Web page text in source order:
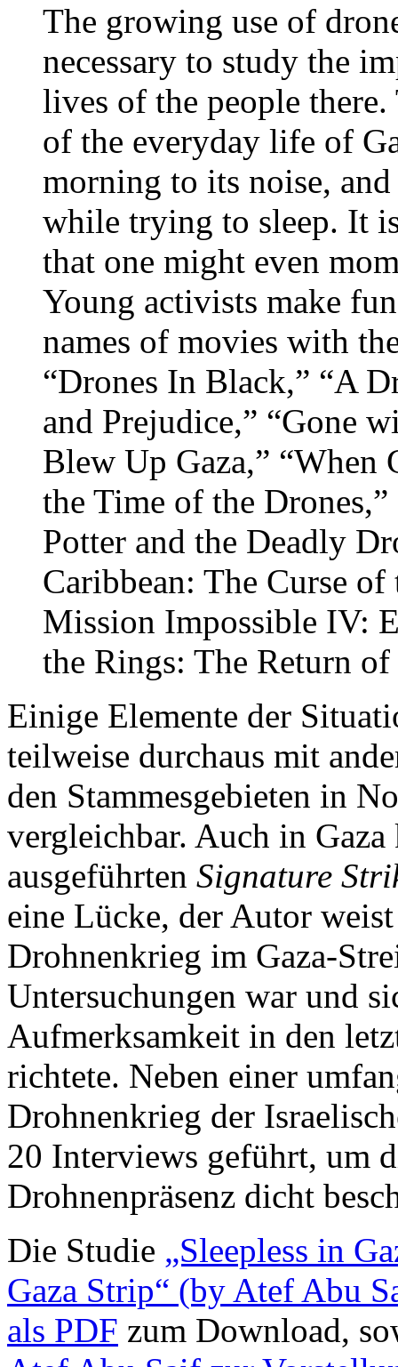
The growing use of
necessary to study the
lives of the people there.
of the everyday life of
morning to its noise, and
while trying to sleep. It
that one might even
Young activists make
names of movies with
“Drones In Black,” “A
and Prejudice,” “Gone
Blew Up Gaza,” “When
the Time of the
Potter and the Deadly
Caribbean: The Curse
Mission Impossible IV:
the Rings: The Return
Einige Elemente der
teilweise durchaus mit
den Stammesgebieten in
vergleichbar. Auch in
ausgeführten Signature
eine Lücke, der Autor
Drohnenkrieg im Gaza-
Untersuchungen war und
Aufmerksamkeit in den
richtete. Neben einer
Drohnenkrieg der
20 Interviews geführt, um
Drohnenpräsenz dicht
Die Studie „Sleepless in
Gaza Strip“ (by Atef Abu
als PDF zum Download,